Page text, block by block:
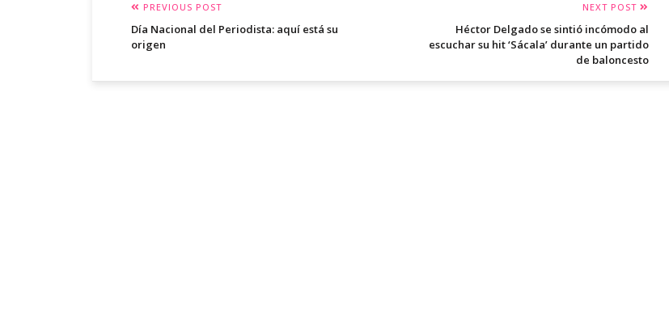
PREVIOUS POST
Día Nacional del Periodista: aquí está su
origen
NEXT POST
Héctor Delgado se sintió incómodo al
escuchar su hit ‘Sácala’ durante un partido
de baloncesto